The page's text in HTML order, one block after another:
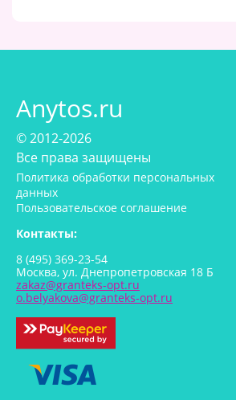
Anytos.ru
© 2012-2026
Все права защищены
Политика обработки персональных
данных
Пользовательское соглашение
Контакты:
8 (495) 369-23-54
Москва, ул. Днепропетровская 18 Б
zakaz@granteks-opt.ru
o.belyakova@granteks-opt.ru